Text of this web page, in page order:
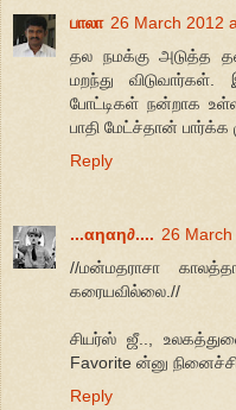
பாலா 26 March 2012
தல நமக்கு அடுத்த
மறந்து விடுவார்கள்.
போட்டிகள் நன்றாக
பாதி மேட்ச்தான் பார்க்க
Reply
...αηαη∂.... 26
//மன்மதராசா
கரையவில்லை.//
சியர்ஸ் ஜீ..,
Favorite ன்னு
Reply